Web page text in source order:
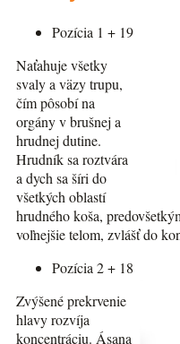
Pozícia 1 + 19
Naťahuje všetky
svaly a väzy trupu,
čím pôsobí na
orgány v brušnej a
hrudnej dutine.
Hrudník sa roztvára
a dych sa šíri do
všetkých oblastí
hrudného koša,
voľnejšie telom, zvlášť do
Pozícia 2 + 18
Zvýšené prekrvenie
hlavy rozvíja
koncentráciu. Ásana